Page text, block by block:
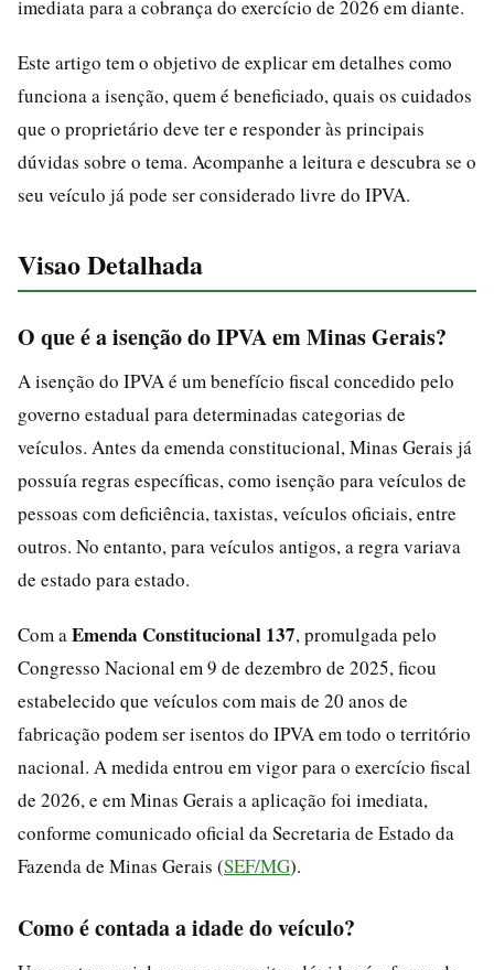
imediata para a cobrança do exercício de 2026 em diante.
Este artigo tem o objetivo de explicar em detalhes como
funciona a isenção, quem é beneficiado, quais os cuidados
que o proprietário deve ter e responder às principais
dúvidas sobre o tema. Acompanhe a leitura e descubra se o
seu veículo já pode ser considerado livre do IPVA.
Visao Detalhada
O que é a isenção do IPVA em Minas Gerais?
A isenção do IPVA é um benefício fiscal concedido pelo
governo estadual para determinadas categorias de
veículos. Antes da emenda constitucional, Minas Gerais já
possuía regras específicas, como isenção para veículos de
pessoas com deficiência, taxistas, veículos oficiais, entre
outros. No entanto, para veículos antigos, a regra variava
de estado para estado.
Com a Emenda Constitucional 137, promulgada pelo
Congresso Nacional em 9 de dezembro de 2025, ficou
estabelecido que veículos com mais de 20 anos de
fabricação podem ser isentos do IPVA em todo o território
nacional. A medida entrou em vigor para o exercício fiscal
de 2026, e em Minas Gerais a aplicação foi imediata,
conforme comunicado oficial da Secretaria de Estado da
Fazenda de Minas Gerais (SEF/MG).
Como é contada a idade do veículo?